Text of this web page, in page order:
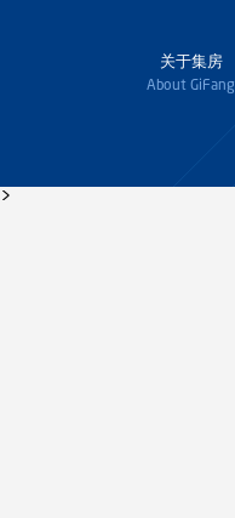
关于集房
About GiFang
>